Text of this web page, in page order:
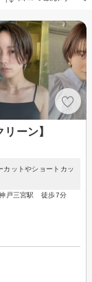
ーン】
カットやショートカッ
戸三宮駅 徒歩7分